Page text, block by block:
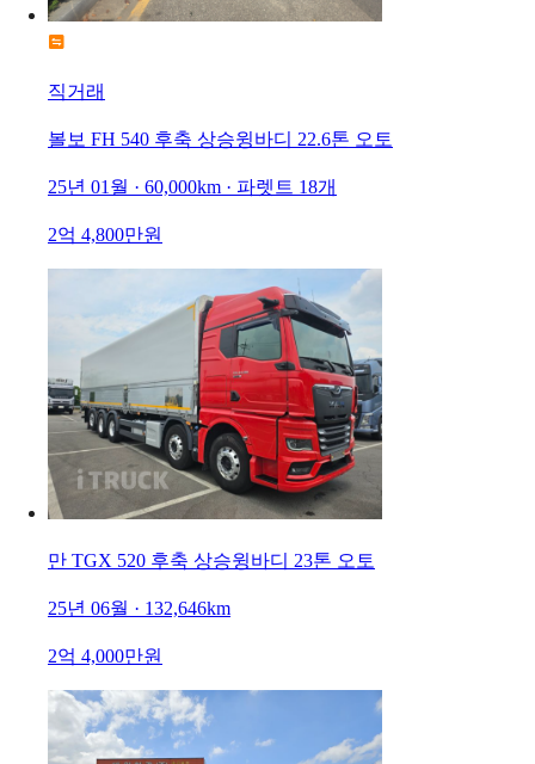
직거래
볼보 FH 540 후축 상승윙바디 22.6톤 오토
25년 01월 · 60,000km · 파렛트 18개
2억 4,800만원
만 TGX 520 후축 상승윙바디 23톤 오토
25년 06월 · 132,646km
2억 4,000만원